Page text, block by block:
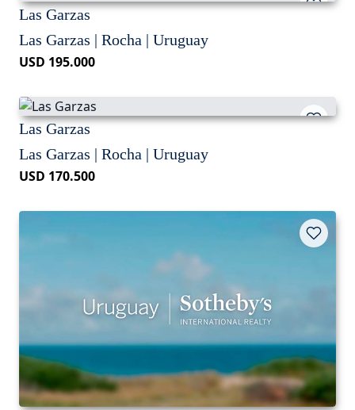
Las Garzas
Las Garzas | Rocha | Uruguay
USD 195.000
Las Garzas
Las Garzas | Rocha | Uruguay
USD 170.500